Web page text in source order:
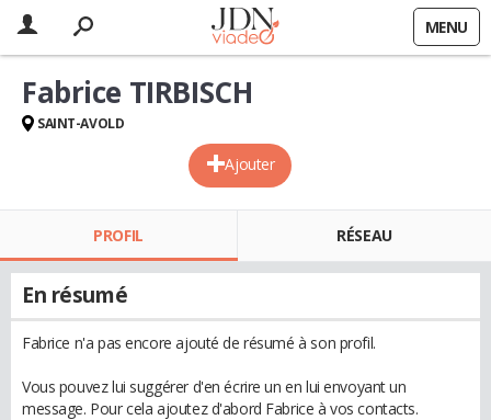
MENU
Ajouter
Fabrice TIRBISCH
SAINT-AVOLD
PROFIL RÉSEAU
En résumé
Fabrice n'a pas encore ajouté de résumé à son profil.
Vous pouvez lui suggérer d'en écrire un en lui envoyant un
message. Pour cela ajoutez d'abord Fabrice à vos contacts.